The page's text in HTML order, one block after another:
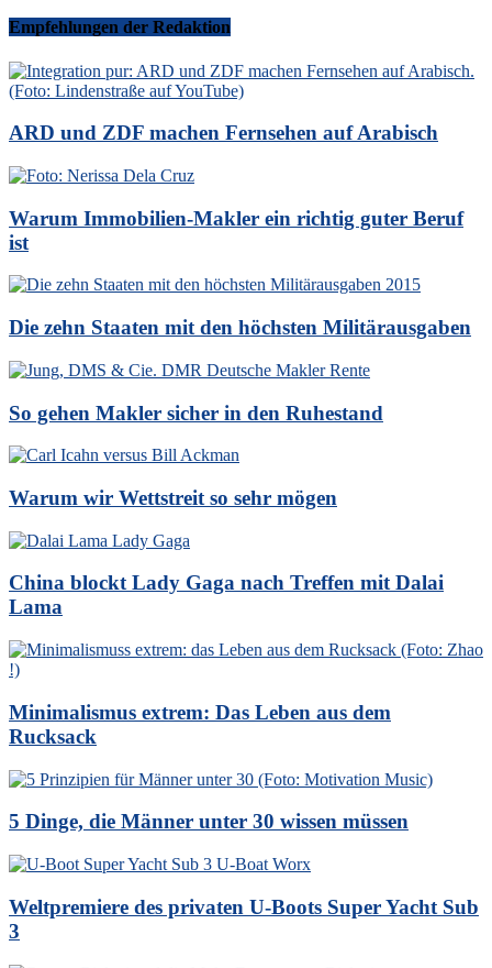
Empfehlungen der Redaktion
ARD und ZDF machen Fernsehen auf Arabisch
Warum Immobilien-Makler ein richtig guter Beruf
ist
Die zehn Staaten mit den höchsten Militärausgaben
So gehen Makler sicher in den Ruhestand
Warum wir Wettstreit so sehr mögen
China blockt Lady Gaga nach Treffen mit Dalai
Lama
Minimalismus extrem: Das Leben aus dem
Rucksack
5 Dinge, die Männer unter 30 wissen müssen
Weltpremiere des privaten U-Boots Super Yacht Sub
3